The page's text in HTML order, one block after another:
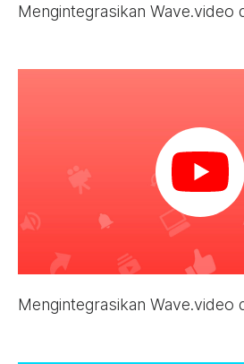
Mengintegrasikan Wave.video
Mengintegrasikan Wave.video